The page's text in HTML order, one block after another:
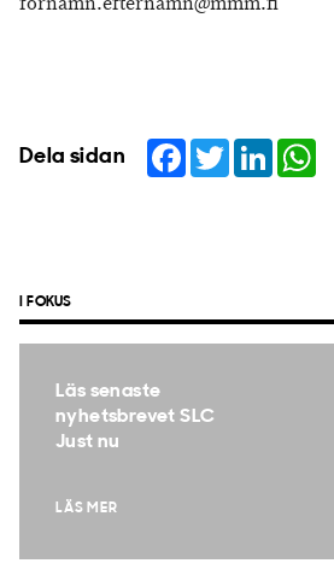
Dela sidan Facebook
TwitterLinkedIn
I FOKUS
Läs senaste
nyhetsbrevet SLC
Just nu
LÄS MER